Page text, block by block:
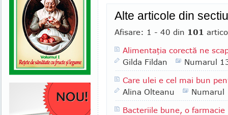
Alte articole din
Afisare: 1 - 40 din 101
Alimentaţia corectă ne
Gilda Fildan
Numarul
Care ulei e cel mai bun
Alina Olteanu
Numarul
Bacteriile bune, o